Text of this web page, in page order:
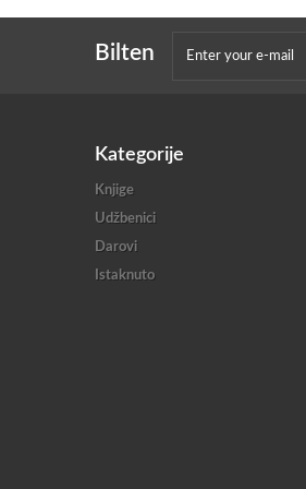
Bilten
Kategorije
Knjige
Udžbenici
Darovi
Istaknuto